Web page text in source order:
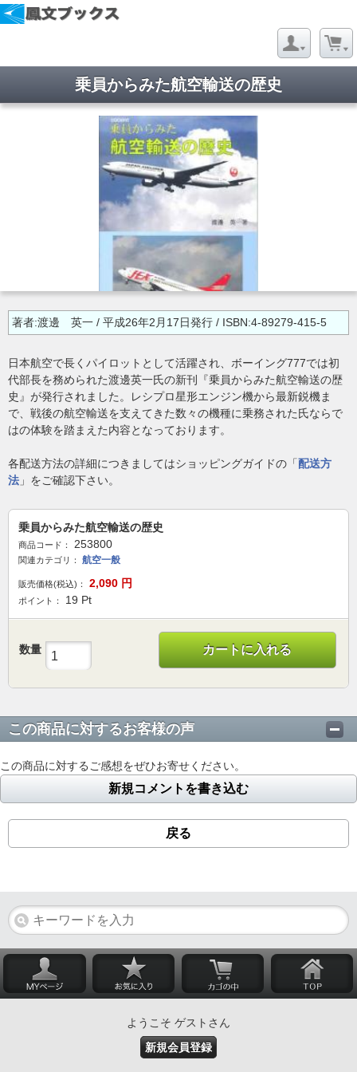
乗員からみた航空輸送の歴史
著者:渡邊 英一 / 平成26年2月17日発行 / ISBN:4-89279-415-5
日本航空で長くパイロットとして活躍され、ボーイング777では初
代部長を務められた渡邊英一氏の新刊『乗員からみた航空輸送の歴
史』が発行されました。レシプロ星形エンジン機から最新鋭機ま
で、戦後の航空輸送を支えてきた数々の機種に乗務された氏ならで
はの体験を踏まえた内容となっております。
各配送方法の詳細につきましてはショッピングガイドの「配送方
法 」をご確認下さい。
乗員からみた航空輸送の歴史
商品コード： 253800
関連カテゴリ： 航空一般
販売価格(税込)： 2,090 円
ポイント： 19 Pt
数量 カートに入れる
この商品に対するお客様の声
この商品に対するご感想をぜひお寄せください。
新規コメントを書き込む
戻る
ようこそ ゲストさん
新規会員登録